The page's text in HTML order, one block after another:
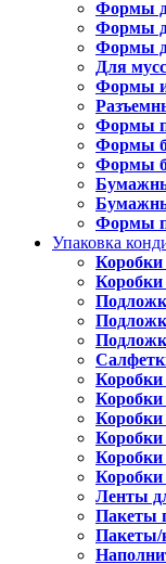
Формы
Формы
Формы
Для
Формы
Формы
Формы
Формы
Формы
Упаковка
Коробки
Коробки
Коробки
Коробки
Коробки
Коробки
Коробки
Ленты
Пакеты
Пакеты/